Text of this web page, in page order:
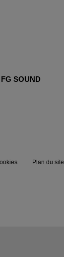
FG SOUND
Plan du site